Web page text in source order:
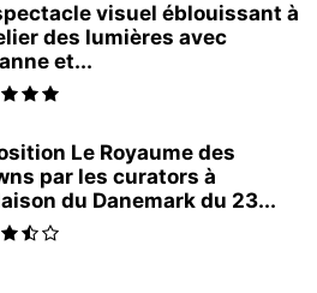
visuel éblouissant à
des lumières avec
et...
Le Royaume des
par les curators à
du Danemark du 23...